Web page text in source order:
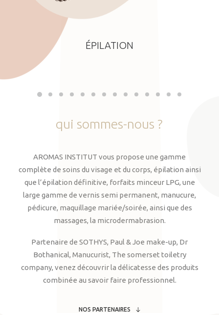
ÉPILATION
qui sommes-nous ?
AROMAS INSTITUT vous propose une gamme
complète de soins du visage et du corps, épilation ainsi
que l’épilation définitive, forfaits minceur LPG, une
large gamme de vernis semi permanent, manucure,
pédicure, maquillage mariée/soirée, ainsi que des
massages, la microdermabrasion.
Partenaire de SOTHYS, Paul & Joe make-up, Dr
Bothanical, Manucurist, The somerset toiletry
company, venez découvrir la délicatesse des produits
combinée au savoir faire professionnel.
NOS PARTENAIRES